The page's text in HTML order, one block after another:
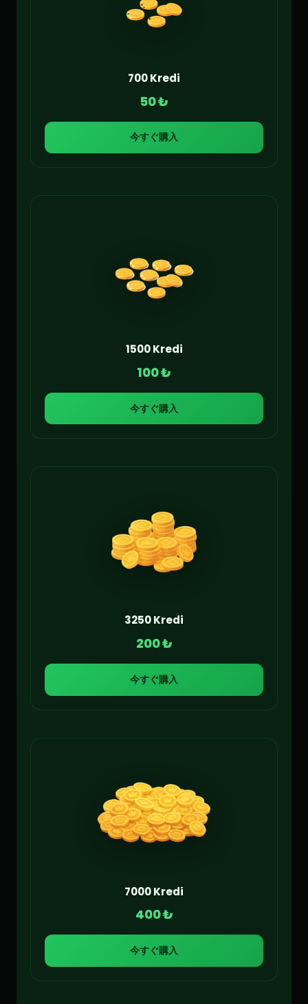
700 Kredi
50 ₺
今すぐ購入
1500 Kredi
100 ₺
今すぐ購入
3250 Kredi
200 ₺
今すぐ購入
7000 Kredi
400 ₺
今すぐ購入